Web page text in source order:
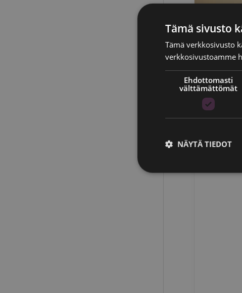
Tämä sivusto
Tämä verkkosivusto
verkkosivustoamme
Ehdottomasti
välttämättömät
NÄYTÄ TIEDOT